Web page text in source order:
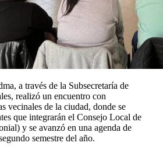
a través de la Subsecretaría de
realizó un encuentro con
vecinales de la ciudad, donde se
que integrarán el Consejo Local de
y se avanzó en una agenda de
semestre del año.